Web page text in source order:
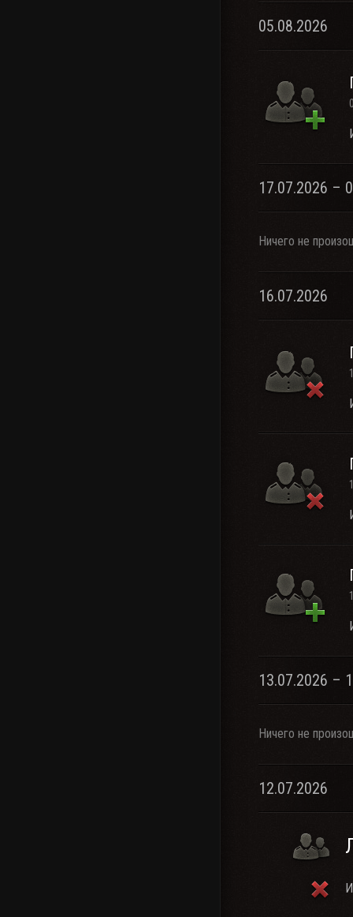
05.08.2026
17.07.2026 –
Ничего не
16.07.2026
13.07.2026 –
Ничего не
12.07.2026